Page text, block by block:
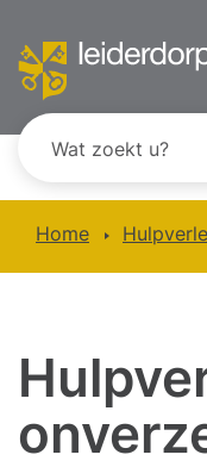
Home